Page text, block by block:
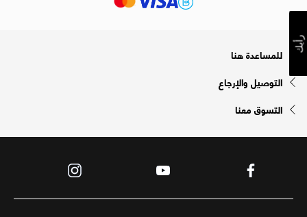
للمساعدة هنا
التوصيل والإرجاع
التسوق معنا
رأيك